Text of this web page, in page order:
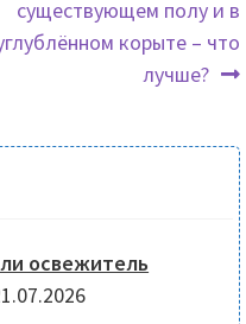
товара.
запись:
существующем полу и в
корыте – что
лучше?
освежитель